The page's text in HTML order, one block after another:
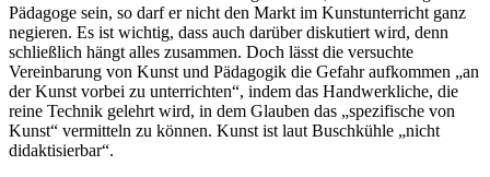
Pädagoge sein, so darf er nicht den Markt im Kunstunterricht ganz
negieren. Es ist wichtig, dass auch darüber diskutiert wird, denn
schließlich hängt alles zusammen. Doch lässt die versuchte
Vereinbarung von Kunst und Pädagogik die Gefahr aufkommen „an
der Kunst vorbei zu unterrichten“, indem das Handwerkliche, die
reine Technik gelehrt wird, in dem Glauben das „spezifische von
Kunst“ vermitteln zu können. Kunst ist laut Buschkühle „nicht
didaktisierbar“.